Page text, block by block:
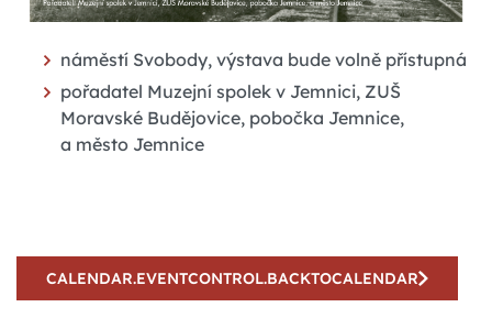
náměstí Svobody, výstava bude volně přístupná
pořadatel Muzejní spolek v Jemnici, ZUŠ
Moravské Budějovice, pobočka Jemnice,
a město Jemnice
CALENDAR.EVENTCONTROL.BACKTOCALENDAR